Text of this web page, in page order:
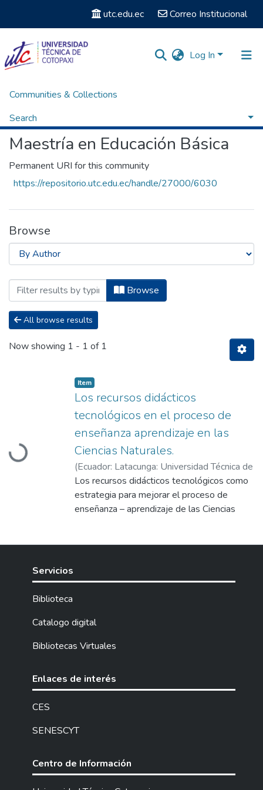
utc.edu.ec Correo Institucional
Log In
Communities & Collections
Search
Home Posgrados
Maestría en Educación Básica
Permanent URI for this community
https://repositorio.utc.edu.ec/handle/27000/6030
Browse
Browsing Maestría en Educación
Browse
All browse results
Now showing 1 - 1 of 1
Loading...
Item
Los recursos didácticos
tecnológicos en el proceso de
enseñanza aprendizaje en las
Ciencias Naturales.
(Ecuador: Latacunga: Universidad Técnica de
Cotopaxi (UTC).,2023) Álvarez Amaya,
Jenny Lorena;Vizcaíno Cárdenas, Tania
Libertad
Los recursos didácticos tecnológicos como
estrategia para mejorar el proceso de
enseñanza – aprendizaje de las Ciencias
donde las estrategias didácticas
innovación educativa. Ante esta
“Aplicar recursos didácticos tecnológicos
enseñanza aprendizaje de las Ciencias
Naturales en el quinto grado de la unidad
Servicios
Biblioteca
Catalogo digital
Bibliotecas Virtuales
Enlaces de interés
CES
SENESCYT
Centro de Información